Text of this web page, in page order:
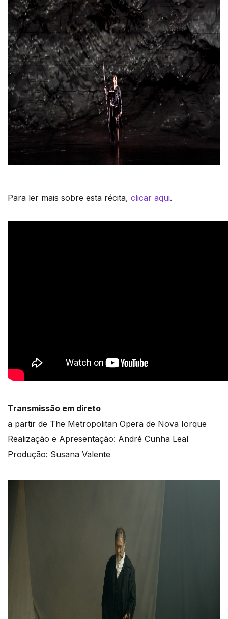
Para ler mais sobre esta récita, clicar aqui.
Transmissão em direto
a partir de The Metropolitan Opera de Nova Iorque
Realização e Apresentação: André Cunha Leal
Produção: Susana Valente